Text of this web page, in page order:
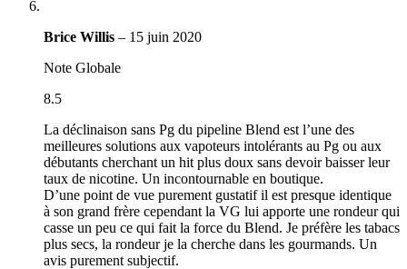
Brice Willis – 15 juin 2020
Note Globale
8.5
La déclinaison sans Pg du pipeline Blend est l’une des
meilleures solutions aux vapoteurs intolérants au Pg ou aux
débutants cherchant un hit plus doux sans devoir baisser leur
taux de nicotine. Un incontournable en boutique.
D’une point de vue purement gustatif il est presque identique
à son grand frère cependant la VG lui apporte une rondeur qui
casse un peu ce qui fait la force du Blend. Je préfère les tabacs
plus secs, la rondeur je la cherche dans les gourmands. Un
avis purement subjectif.